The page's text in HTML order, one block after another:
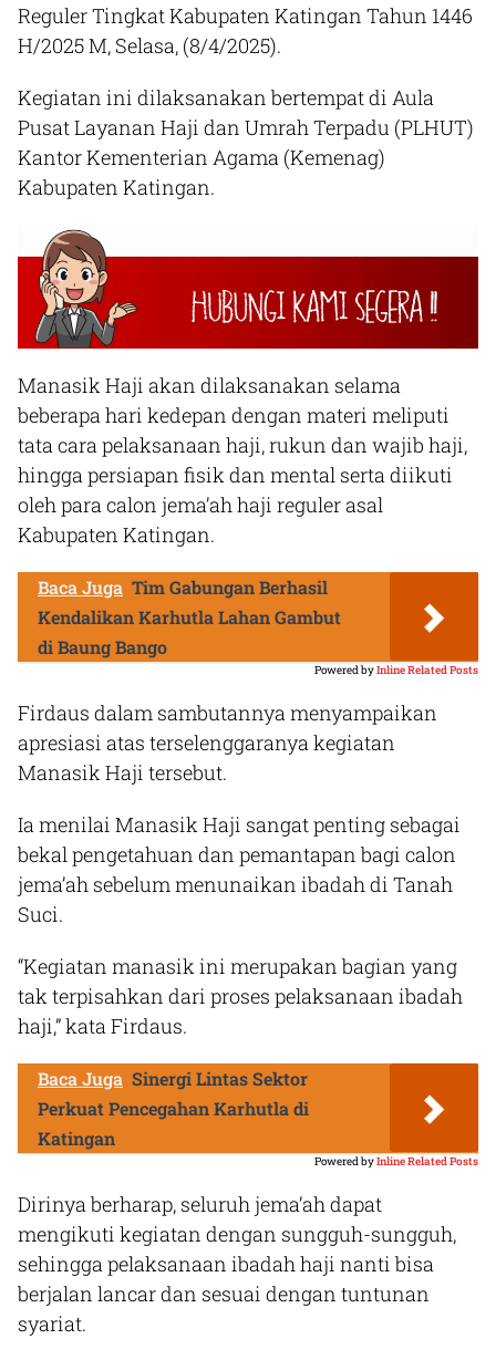
Reguler Tingkat Kabupaten Katingan Tahun 1446
H/2025 M, Selasa, (8/4/2025).
Kegiatan ini dilaksanakan bertempat di Aula
Pusat Layanan Haji dan Umrah Terpadu (PLHUT)
Kantor Kementerian Agama (Kemenag)
Kabupaten Katingan.
Manasik Haji akan dilaksanakan selama
beberapa hari kedepan dengan materi meliputi
tata cara pelaksanaan haji, rukun dan wajib haji,
hingga persiapan fisik dan mental serta diikuti
oleh para calon jema’ah haji reguler asal
Kabupaten Katingan.
Baca Juga Tim Gabungan Berhasil
Kendalikan Karhutla Lahan Gambut
di Baung Bango
Powered byInline Related Posts
Firdaus dalam sambutannya menyampaikan
apresiasi atas terselenggaranya kegiatan
Manasik Haji tersebut.
Ia menilai Manasik Haji sangat penting sebagai
bekal pengetahuan dan pemantapan bagi calon
jema’ah sebelum menunaikan ibadah di Tanah
Suci.
“Kegiatan manasik ini merupakan bagian yang
tak terpisahkan dari proses pelaksanaan ibadah
haji,” kata Firdaus.
Baca Juga Sinergi Lintas Sektor
Perkuat Pencegahan Karhutla di
Katingan
Powered byInline Related Posts
Dirinya berharap, seluruh jema’ah dapat
mengikuti kegiatan dengan sungguh-sungguh,
sehingga pelaksanaan ibadah haji nanti bisa
berjalan lancar dan sesuai dengan tuntunan
syariat.